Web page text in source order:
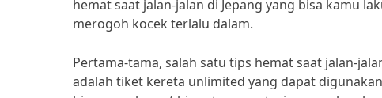
hemat saat jalan-jalan di Jepang yang bisa kamu
merogoh kocek terlalu dalam.
Pertama-tama, salah satu tips hemat saat jalan-
adalah tiket kereta unlimited yang dapat